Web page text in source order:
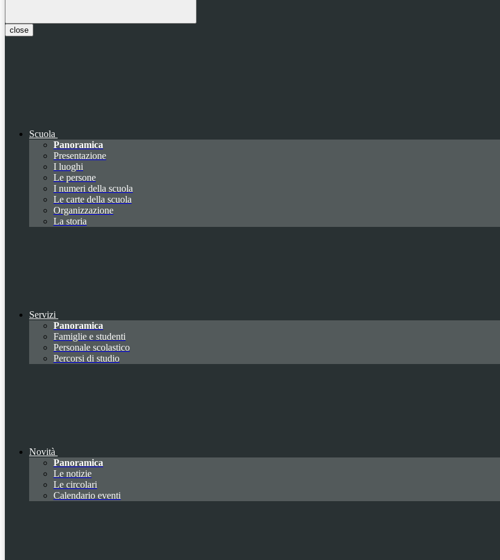
close
Scuola
Panoramica
Presentazione
I luoghi
Le persone
I numeri della scuola
Le carte della scuola
Organizzazione
La storia
Servizi
Panoramica
Famiglie e studenti
Personale scolastico
Percorsi di studio
Novità
Panoramica
Le notizie
Le circolari
Calendario eventi